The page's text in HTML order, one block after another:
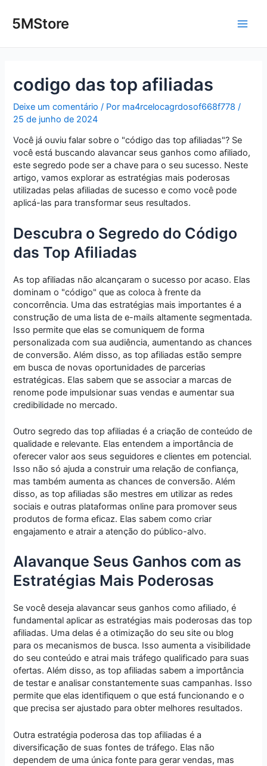
para5MStore
codigo das top afiliadas
Deixe um comentário / Por ma4rcelocagrdosof668f778/
25 de junho de 2024
Você já ouviu falar sobre o "código das top afiliadas"? Se
você está buscando alavancar seus ganhos como afiliado,
este segredo pode ser a chave para o seu sucesso. Neste
artigo, vamos explorar as estratégias mais poderosas
utilizadas pelas afiliadas de sucesso e como você pode
aplicá-las para transformar seus resultados.
Descubra o Segredo do Código
das Top Afiliadas
As top afiliadas não alcançaram o sucesso por acaso. Elas
dominam o "código" que as coloca à frente da
concorrência. Uma das estratégias mais importantes é a
construção de uma lista de e-mails altamente segmentada.
Isso permite que elas se comuniquem de forma
personalizada com sua audiência, aumentando as chances
de conversão. Além disso, as top afiliadas estão sempre
em busca de novas oportunidades de parcerias
estratégicas. Elas sabem que se associar a marcas de
renome pode impulsionar suas vendas e aumentar sua
credibilidade no mercado.
Outro segredo das top afiliadas é a criação de conteúdo de
qualidade e relevante. Elas entendem a importância de
oferecer valor aos seus seguidores e clientes em potencial.
Isso não só ajuda a construir uma relação de confiança,
mas também aumenta as chances de conversão. Além
disso, as top afiliadas são mestres em utilizar as redes
sociais e outras plataformas online para promover seus
produtos de forma eficaz. Elas sabem como criar
engajamento e atrair a atenção do público-alvo.
Alavanque Seus Ganhos com as
Estratégias Mais Poderosas
Se você deseja alavancar seus ganhos como afiliado, é
fundamental aplicar as estratégias mais poderosas das top
afiliadas. Uma delas é a otimização do seu site ou blog
para os mecanismos de busca. Isso aumenta a visibilidade
do seu conteúdo e atrai mais tráfego qualificado para suas
ofertas. Além disso, as top afiliadas sabem a importância
de testar e analisar constantemente suas campanhas. Isso
permite que elas identifiquem o que está funcionando e o
que precisa ser ajustado para obter melhores resultados.
Outra estratégia poderosa das top afiliadas é a
diversificação de suas fontes de tráfego. Elas não
dependem de uma única fonte para gerar vendas, mas
navigation